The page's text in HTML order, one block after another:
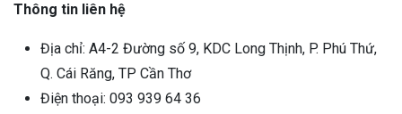
Thông tin liên hệ
Địa chỉ: A4-2 Đường số 9, KDC Long Thịnh, P. Phú Thứ,
Q. Cái Răng, TP Cần Thơ
Điện thoại: 093 939 64 36